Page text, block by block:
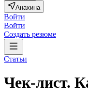
Анахина
Войти
Войти
Создать резюме
Статьи
Чек-лист.